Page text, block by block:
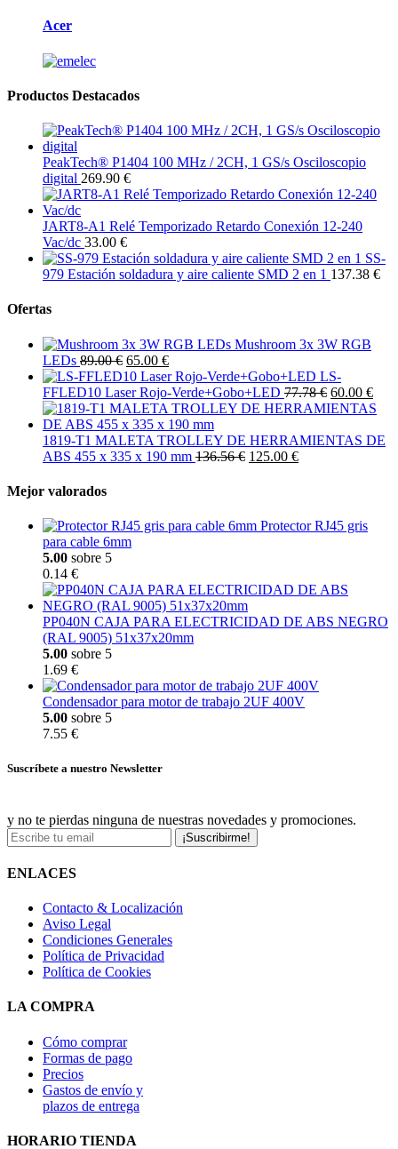
Acer
Productos Destacados
PeakTech® P1404 100 MHz / 2CH, 1 GS/s Osciloscopio
digital 269.90 €
JART8-A1 Relé Temporizado Retardo Conexión 12-240
Vac/dc 33.00 €
SS-
979 Estación soldadura y aire caliente SMD 2 en 1 137.38 €
Ofertas
Mushroom 3x 3W RGB
LEDs 89.00 € 65.00 €
LS-
FFLED10 Laser Rojo-Verde+Gobo+LED 77.78 € 60.00 €
1819-T1 MALETA TROLLEY DE HERRAMIENTAS DE
ABS 455 x 335 x 190 mm 136.56 € 125.00 €
Mejor valorados
Protector RJ45 gris
para cable 6mm
5.00 sobre 5
0.14 €
PP040N CAJA PARA ELECTRICIDAD DE ABS NEGRO
(RAL 9005) 51x37x20mm
5.00 sobre 5
1.69 €
Condensador para motor de trabajo 2UF 400V
5.00 sobre 5
7.55 €
Suscríbete a nuestro Newsletter
y no te pierdas ninguna de nuestras novedades y promociones.
¡Suscribirme!
ENLACES
Contacto & Localización
Aviso Legal
Condiciones Generales
Política de Privacidad
Política de Cookies
LA COMPRA
Cómo comprar
Formas de pago
Precios
Gastos de envío y
plazos de entrega
HORARIO TIENDA